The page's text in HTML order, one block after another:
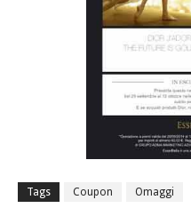
Tags Coupon Omaggi